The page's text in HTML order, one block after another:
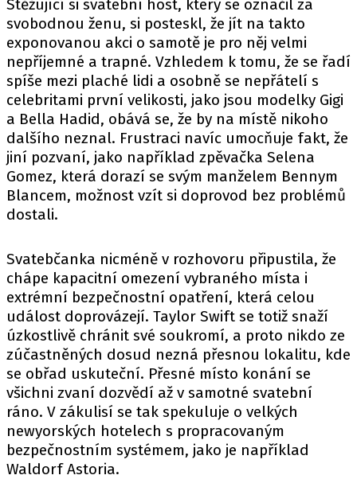
Stěžující si svatební host, který se označil za
svobodnou ženu, si posteskl, že jít na takto
exponovanou akci o samotě je pro něj velmi
nepříjemné a trapné. Vzhledem k tomu, že se řadí
spíše mezi plaché lidi a osobně se nepřátelí s
celebritami první velikosti, jako jsou modelky Gigi
a Bella Hadid, obává se, že by na místě nikoho
dalšího neznal. Frustraci navíc umocňuje fakt, že
jiní pozvaní, jako například zpěvačka Selena
Gomez, která dorazí se svým manželem Bennym
Blancem, možnost vzít si doprovod bez problémů
dostali.
Svatebčanka nicméně v rozhovoru připustila, že
chápe kapacitní omezení vybraného místa i
extrémní bezpečnostní opatření, která celou
událost doprovázejí. Taylor Swift se totiž snaží
úzkostlivě chránit své soukromí, a proto nikdo ze
zúčastněných dosud nezná přesnou lokalitu, kde
se obřad uskuteční. Přesné místo konání se
všichni zvaní dozvědí až v samotné svatební
ráno. V zákulisí se tak spekuluje o velkých
newyorských hotelech s propracovaným
bezpečnostním systémem, jako je například
Waldorf Astoria.